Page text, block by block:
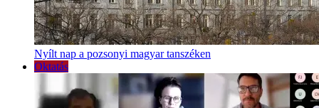
Nyílt nap a pozsonyi magyar tanszéken
Oktatás